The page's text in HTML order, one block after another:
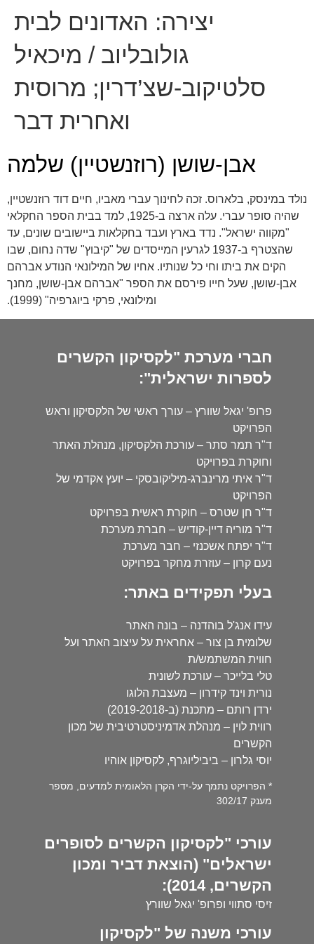
יצירה: האדונים לבית
גולובליוב / מיכאיל
סלטיקוב-שצ’דרין; מרוסית
ואחרית דבר
אבן-שושן (רוזנשטיין) שלמה
נולד במינסק, בלארוס. זכה לחינוך עברי מאביו, חיים דוד רוזנשטיין,
שהיה סופר עברי. עלה ארצה ב-1925, למד בבית הספר החקלאי
"מקווה ישראל". נדד בארץ ועבד בחקלאות ביישובים שונים, עד
שהצטרף ב-1937 לגרעין המייסדים של "קיבוץ" שדה נחום, שבו
הקים את ביתו וחי כל שנותיו. אחיו של המילונאי הנודע אברהם
אבן-שושן, שעל חייו פירסם את הספר "אברהם אבן-שושן, מחנך
ומילונאי, פרקי ביוגרפיה" (1999).
חברי מערכת "לקסיקון הקשרים
לספרות ישראלית":
פרופ' יגאל שוורץ – עורך ראשי של הלקסיקון וראש
הפרויקט
ד"ר תמר סתר – עורכת הלקסיקון, מנהלת האתר
וחוקרת בפרויקט
ד"ר איתי מרינברג-מיליקובסקי – יועץ אקדמי של
הפרויקט
ד"ר חן שטרס – חוקרת ראשית בפרויקט
ד"ר מוריה דיין-קודיש – חברת מערכת
ד"ר יפתח אשכנזי – חבר מערכת
נעם קרון – עוזרת מחקר בפרויקט
בעלי תפקידים באתר:
עידו אנג'ל בוהדנה – בונה האתר
שלומית בן צור – אחראית על עיצוב האתר ועל
חווית המשתמש/ת
טלי בלייכר – עורכת לשונית
נורית וינד קידרון – מעצבת הלוגו
ירדן רותם – מתכנת (ב-2019-2018)
רווית לוין – מנהלת אדמיניסטרטיבית של מכון
הקשרים
יוסי גלרון – ביביליוגרף, לקסיקון אוהיו
* הפרויקט נתמך על-ידי הקרן הלאומית למדעים, מספר
מענק 302/17
עורכי "לקסיקון הקשרים לסופרים
ישראלים" (הוצאת דביר ומכון
הקשרים, 2014):
זיסי סתווי ופרופ' יגאל שוורץ
עורכי משנה של "לקסיקון